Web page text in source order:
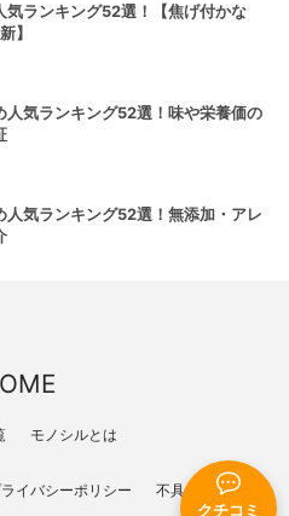
クチコミ
気ランキング52選！【焦げ付かな
】
人気ランキング52選！味や栄養価の
人気ランキング52選！無添加・アレ
モノシルとは
イバシーポリシー 不具合報告